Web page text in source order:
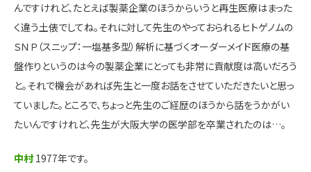
んですけれど、たとえば製薬企業のほうからいうと再生医療はまった
く違う土俵でしてね。それに対して先生のやっておられるヒトゲノムの
ＳＮＰ（スニップ：一塩基多型）解析に基づくオーダーメイド医療の基
盤作りというのは今の製薬企業にとっても非常に貢献度は高いだろう
と。それで機会があれば先生と一度お話をさせていただきたいと思っ
ていました。ところで、ちょっと先生のご経歴のほうから話をうかがい
たいんですけれど、先生が大阪大学の医学部を卒業されたのは…。
中村1977年です。